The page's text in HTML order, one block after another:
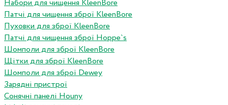
Набори для чищення KleenBore
Патчі для чищення зброї KleenBore
Пуховки для зброї KleenBore
Патчі для чищення зброї Hoppe`s
Шомполи для зброї KleenBore
Щітки для зброї KleenBore
Шомполи для зброї Dewey
Зарядні пристрої
Сонячні панелі Houny